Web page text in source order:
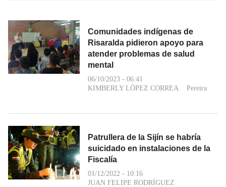
Comunidades indígenas de
Risaralda pidieron apoyo para
atender problemas de salud
mental
06/10/2023 - 06:41
KIMBERLY LÓPEZ CORREA
Pereira
Patrullera de la Sijín se habría
suicidado en instalaciones de la
Fiscalía
01/12/2022 - 10:16
JUAN FELIPE RODRÍGUEZ